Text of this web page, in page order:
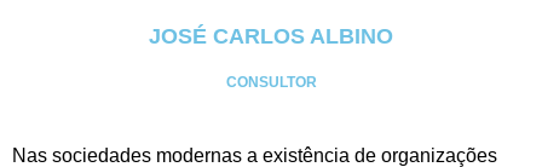
JOSÉ CARLOS ALBINO
CONSULTOR
Nas sociedades modernas a existência de organizações